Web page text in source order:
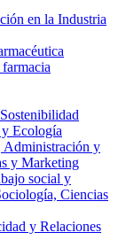
en la Industria
Ecología
Administración y
y Marketing
social y
Ciencias
y Relaciones